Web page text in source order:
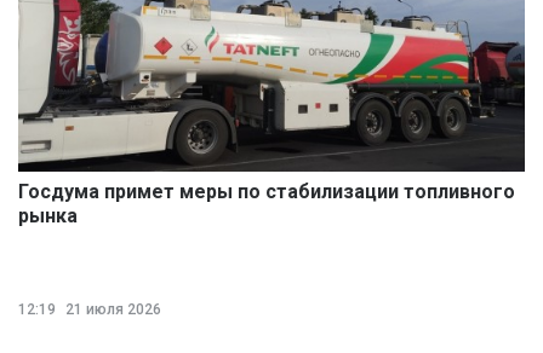
Госдума примет меры по стабилизации топливного
рынка
12:19 21 июля 2026